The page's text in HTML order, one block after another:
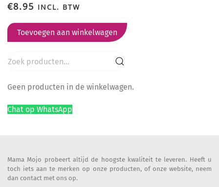
€8.95 INCL. BTW
Toevoegen aan winkelwagen
Zoeken
Geen producten in de winkelwagen.
Chat op WhatsApp
Mama Mojo probeert altijd de hoogste kwaliteit te leveren. Heeft u
toch iets aan te merken op onze producten, of onze website, neem
dan contact met ons op.